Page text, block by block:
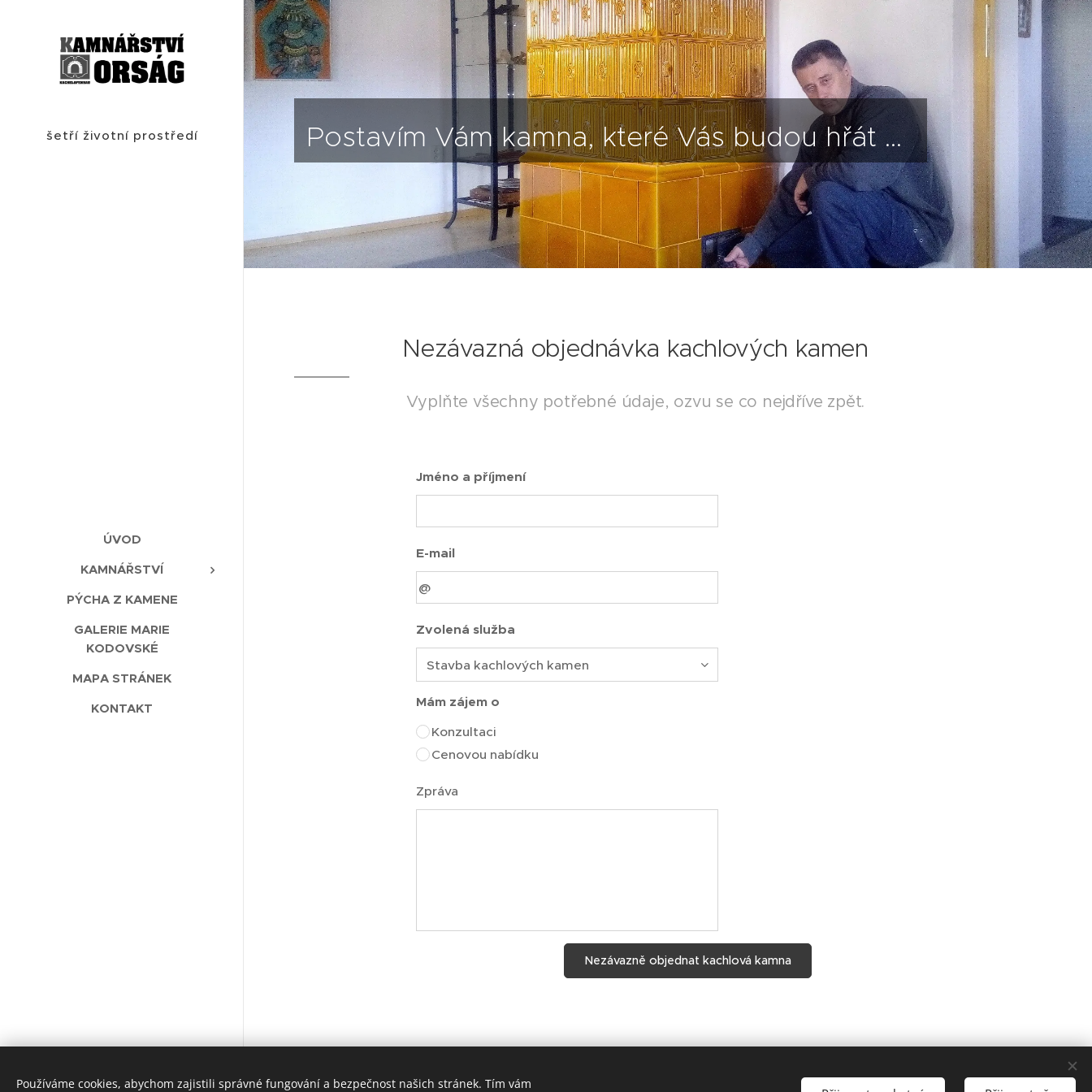
šetří životní prostředí
ÚVOD
KAMNÁŘSTVÍ
PÝCHA Z KAMENE
GALERIE MARIE
KODOVSKÉ
MAPA STRÁNEK
KONTAKT
Postavím Vám kamna, které Vás budou hřát ...
Nezávazná objednávka kachlových kamen
Vyplňte všechny potřebné údaje, ozvu se co nejdříve zpět.
Jméno a příjmení
E-mail
Zvolená služba
Mám zájem o
Konzultaci
Cenovou nabídku
Zpráva
Nezávazně objednat kachlová kamna
Používáme cookies, abychom zajistili správné fungování a bezpečnost našich stránek. Tím vám